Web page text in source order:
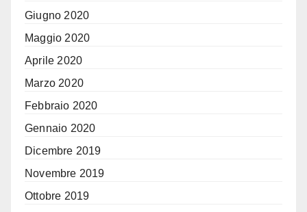
Giugno 2020
Maggio 2020
Aprile 2020
Marzo 2020
Febbraio 2020
Gennaio 2020
Dicembre 2019
Novembre 2019
Ottobre 2019